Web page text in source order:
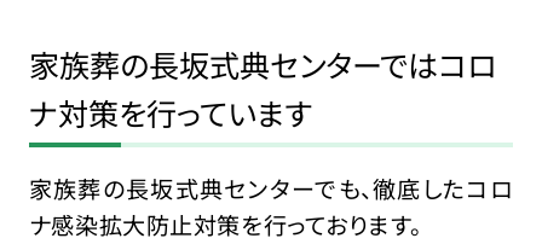
家族葬の長坂式典センターではコロ
ナ対策を行っています
家族葬の長坂式典センターでも、徹底したコロ
ナ感染拡大防止対策を行っております。